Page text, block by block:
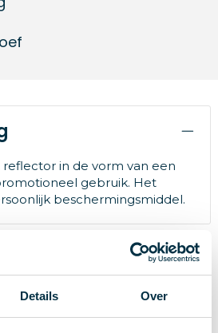
Details Over
in de vorm van een
gebruik. Het
beschermingsmiddel.
22072